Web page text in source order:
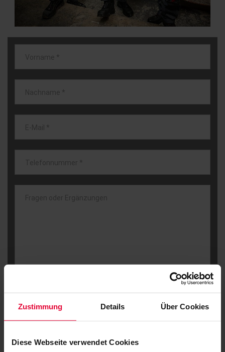
Zustimmung Details Über Cookies
Diese Webseite verwendet Cookies